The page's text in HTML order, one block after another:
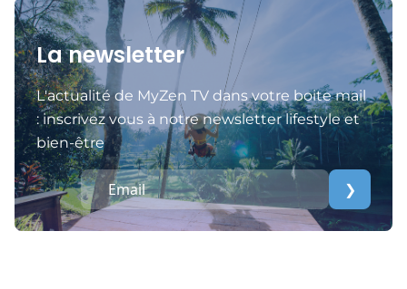
La newsletter
L'actualité de MyZen TV dans votre boite mail
: inscrivez vous à notre newsletter lifestyle et
bien-être
❯